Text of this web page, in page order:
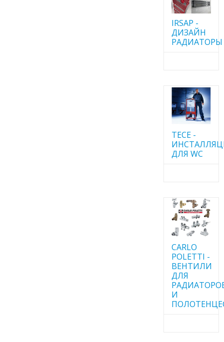
IRSAP -
ДИЗАЙН
РАДИАТОРЫ
TECE -
ДЛЯ WC
CARLO
POLETTI -
ВЕНТИЛИ
ДЛЯ
И